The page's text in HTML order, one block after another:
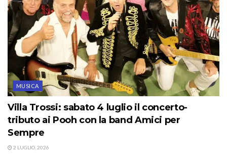
MUSICA
Villa Trossi: sabato 4 luglio il concerto-
tributo ai Pooh con la band Amici per
Sempre
2 LUGLIO, 2026